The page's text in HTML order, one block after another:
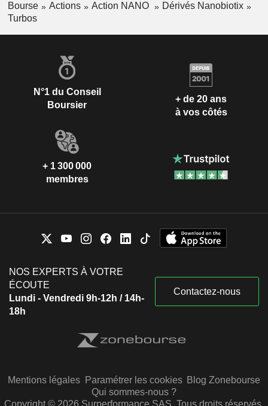
Bourse Actions Action NANO
Dérivés Nanobiotix
Turbos
N°1 du Conseil
Boursier
+ de 20 ans
à vos côtés
+ 1 300 000
membres
NOS EXPERTS À VOTRE
ÉCOUTE
Lundi - Vendredi 9h-12h / 14h-
18h
Contactez-nous
Mentions légales Paramétrer les cookies Blog Zonebourse
Qui sommes-nous ?
Copyright © 2026 Surperformance SAS. Tous droits réservés.